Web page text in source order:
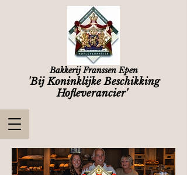
Bakkerij Franssen Epen
'Bij Koninklijke Beschikking
Hofleverancier'